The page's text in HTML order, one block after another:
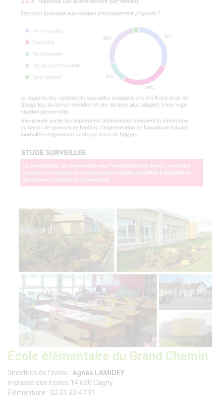
École élémentaire du Grand Chemin
Directrice de l'école : Agnès LAMIDEY
Impasse des écoles 14 630 Cagny
Elémentaire : 02 31 23 47 31